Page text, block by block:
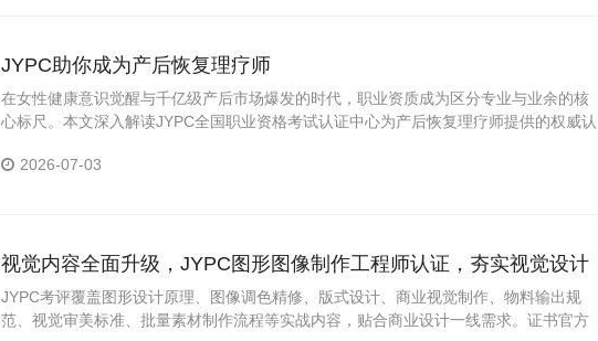
JYPC助你成为产后恢复理疗师
在女性健康意识觉醒与千亿级产后市场爆发的时代，职业资质成为区分专业与业余的核
心标尺。本文深入解读JYPC全国职业资格考试认证中心为产后恢复理疗师提供的权威认
2026-07-03
视觉内容全面升级，JYPC图形图像制作工程师认证，夯实视觉设计
职场硬资质
JYPC考评覆盖图形设计原理、图像调色精修、版式设计、商业视觉制作、物料输出规
范、视觉审美标准、批量素材制作流程等实战内容，贴合商业设计一线需求。证书官方